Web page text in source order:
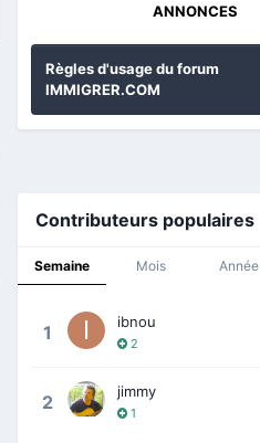
ANNONCES
Règles d'usage du forum
IMMIGRER.COM
Contributeurs populaires
Semaine Mois Année
1 ibnou
2
2 jimmy
1